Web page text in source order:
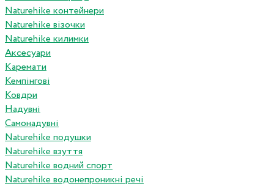
Naturehike контейнери
Naturehike візочки
Naturehike килимки
Аксесуари
Каремати
Кемпінгові
Ковдри
Надувні
Самонадувні
Naturehike подушки
Naturehike взуття
Naturehike водний спорт
Naturehike водонепроникні речі